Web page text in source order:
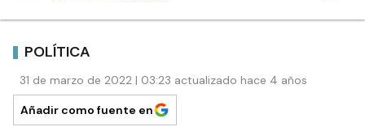
POLÍTICA
31 de marzo de 2022 | 03:23 actualizado hace 4 años
Añadir como fuente en